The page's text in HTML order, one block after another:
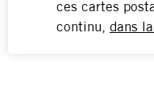
ces cartes
continu, dans